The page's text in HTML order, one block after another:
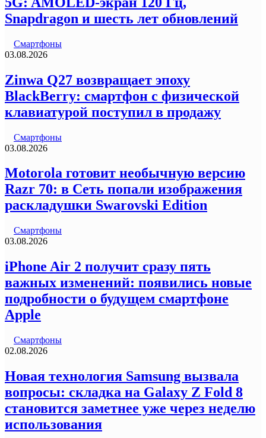
Snapdragon и шесть лет обновлений
Смартфоны
03.08.2026
Zinwa Q27 возвращает эпоху
BlackBerry: смартфон с физической
клавиатурой поступил в продажу
Смартфоны
03.08.2026
Motorola готовит необычную версию
Razr 70: в Сеть попали изображения
раскладушки Swarovski Edition
Смартфоны
03.08.2026
iPhone Air 2 получит сразу пять
важных изменений: появились новые
подробности о будущем смартфоне
Apple
Смартфоны
02.08.2026
Новая технология Samsung вызвала
вопросы: складка на Galaxy Z Fold 8
становится заметнее уже через неделю
использования